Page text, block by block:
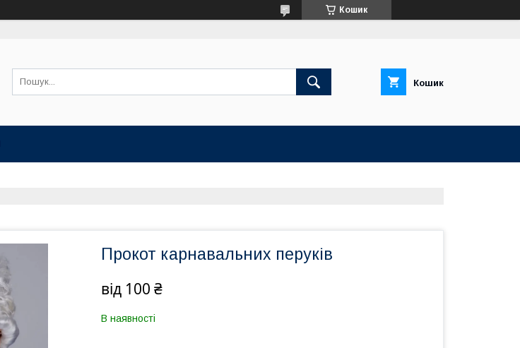
Кошик
Кошик
Прокот карнавальних перуків
від 100 ₴
В наявності